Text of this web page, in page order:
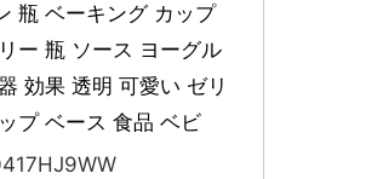
瓶 ベーキング カップ
ー 瓶 ソース ヨーグル
効果 透明 可愛い ゼリ
プ ベース 食品 ベビ